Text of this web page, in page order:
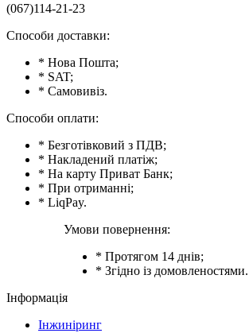
(067)114-21-23
Способи доставки:
* Нова Пошта;
* SAT;
* Самовивіз.
Способи оплати:
* Безготівковий з ПДВ;
* Накладений платіж;
* На карту Приват Банк;
* При отриманні;
* LiqPay.
Умови повернення:
* Протягом 14 днів;
* Згідно із домовленостями.
Інформація
Інжиніринг